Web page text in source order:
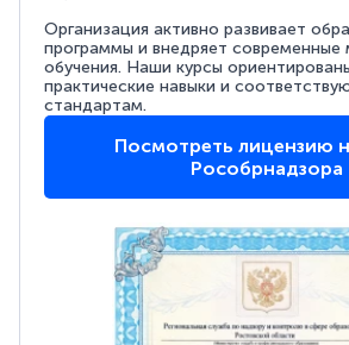
Организация активно развивает
программы и внедряет современные
обучения. Наши курсы
практические навыки и
стандартам.
Посмотреть лицензию
Рособрнадзора